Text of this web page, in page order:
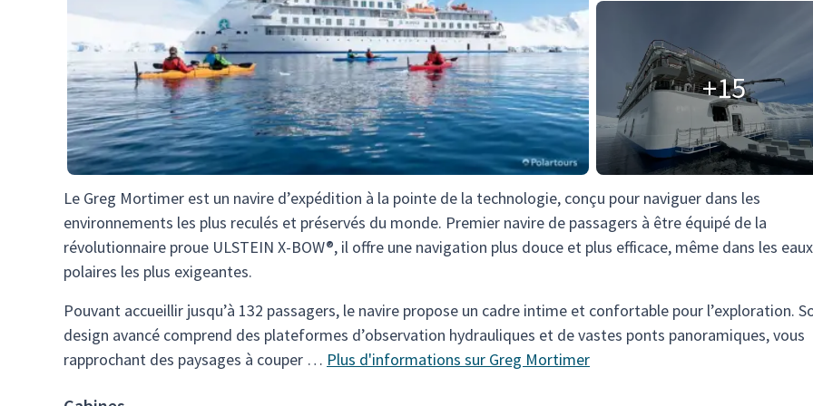
+15
Le Greg Mortimer est un navire d’expédition à la pointe de la technologie, conçu pour naviguer dans les
environnements les plus reculés et préservés du monde. Premier navire de passagers à être équipé de la
révolutionnaire proue ULSTEIN X-BOW®, il offre une navigation plus douce et plus efficace, même dans les eaux
polaires les plus exigeantes.
Pouvant accueillir jusqu’à 132 passagers, le navire propose un cadre intime et confortable pour l’exploration.
design avancé comprend des plateformes d’observation hydrauliques et de vastes ponts panoramiques, vous
rapprochant des paysages à couper … Plus d'informations sur Greg Mortimer